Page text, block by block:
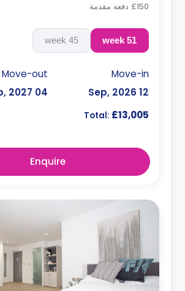
£150 دفعة مقدمة
51 week
45 week
Move-in
12 Sep, 2026
Move-out
04 Sep, 2027
Total: £13,005
Enquire